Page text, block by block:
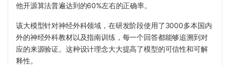
他开源算法普遍达到的60%左右的正确率。
该大模型针对神经外科领域，在研发阶段使用了3000多本国内
外的神经外科教材以及指南训练，每一个回答都能够追溯到对
应的来源验证。这种设计理念大大提高了模型的可信性和可解
释性。